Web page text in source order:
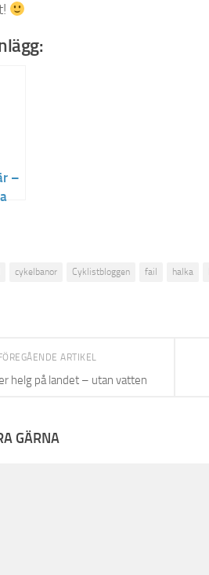
–
cykelbanor Cyklistbloggen fail halka
FÖREGÅENDE ARTIKEL
helg på landet – utan vatten
GÄRNA